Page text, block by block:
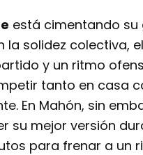
está cimentando su
la solidez colectiva,
y un ritmo
tanto en casa
En Mahón, sin
su mejor versión
para frenar a un